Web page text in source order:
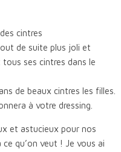
cintres
de suite plus joli et
ses cintres dans le
de beaux cintres les filles.
à votre dressing.
et astucieux pour nos
qu’on veut ! Je vous ai